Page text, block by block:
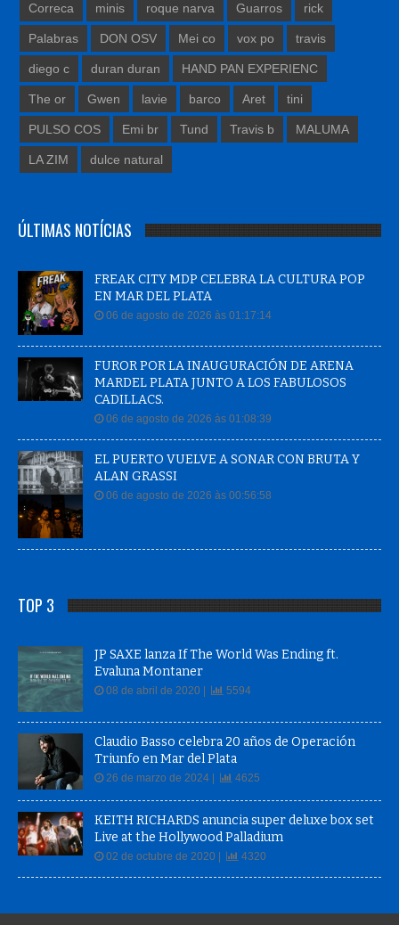
Correca minis roque narva Guarros rick
Palabras DON OSV Mei co vox po travis
diego c duran duran HAND PAN EXPERIENC
The or Gwen lavie barco Aret tini
PULSO COS Emi br Tund Travis b MALUMA
LA ZIM dulce natural
ÚLTIMAS NOTÍCIAS
FREAK CITY MDP CELEBRA LA CULTURA POP
EN MAR DEL PLATA
06 de agosto de 2026 às 01:17:14
FUROR POR LA INAUGURACIÓN DE ARENA
MARDEL PLATA JUNTO A LOS FABULOSOS
CADILLACS.
06 de agosto de 2026 às 01:08:39
EL PUERTO VUELVE A SONAR CON BRUTA Y
ALAN GRASSI
06 de agosto de 2026 às 00:56:58
TOP 3
JP SAXE lanza If The World Was Ending ft.
Evaluna Montaner
08 de abril de 2020 | 5594
Claudio Basso celebra 20 años de Operación
Triunfo en Mar del Plata
26 de marzo de 2024 | 4625
KEITH RICHARDS anuncia super deluxe box set
Live at the Hollywood Palladium
02 de octubre de 2020 | 4320